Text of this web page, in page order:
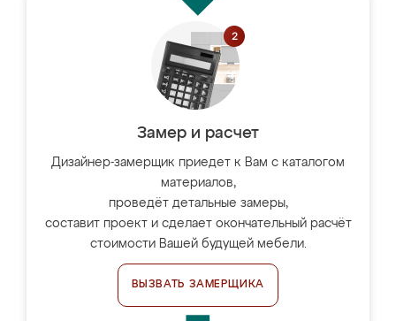
Замер и расчет
Дизайнер-замерщик приедет к Вам с каталогом
материалов,
проведёт детальные замеры,
составит проект и сделает окончательный расчёт
стоимости Вашей будущей мебели.
ВЫЗВАТЬ ЗАМЕРЩИКА